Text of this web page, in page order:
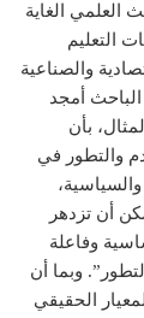
العلمي الغاية
التعليم
والصناعية
الباحث أمجد
بأن
والتطور في
أن تزدهر
وفاعلة
وبما أن
الحقيقي